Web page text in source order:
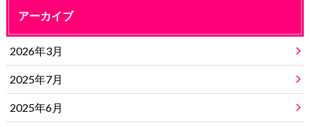
アーカイブ
2026年3月
2025年7月
2025年6月